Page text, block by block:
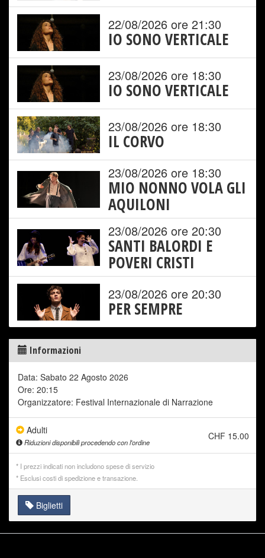
22/08/2026 ore 21:30
IO SONO VERTICALE
23/08/2026 ore 18:30
IO SONO VERTICALE
23/08/2026 ore 18:30
IL CORVO
23/08/2026 ore 18:30
MIO NONNO VOLA GLI
AQUILONI
23/08/2026 ore 20:30
SANTI BALORDI E
POVERI CRISTI
23/08/2026 ore 20:30
PER SEMPRE
Informazioni
Data: Sabato 22 Agosto 2026
Ore: 20:15
Organizzatore: Festival Internazionale di Narrazione
Adulti
Riduzioni disponibili procedendo con l'ordine
CHF 15.00
* I prezzi indicati non includonospese di servizio
* Esclusi costi dispedizioneetransazione.
Biglietti